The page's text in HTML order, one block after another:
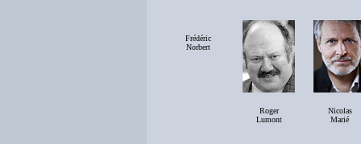
Frédéric
Norbert
Roger
Lumont
Nicolas
Marié